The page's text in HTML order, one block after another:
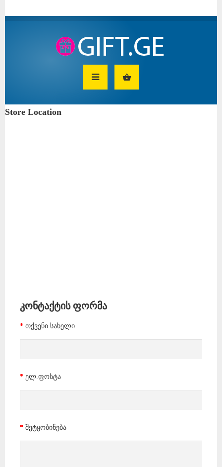
Store Location
კონტაქტის ფორმა
თქვენი სახელი
ელ.ფოსტა
შეტყობინება